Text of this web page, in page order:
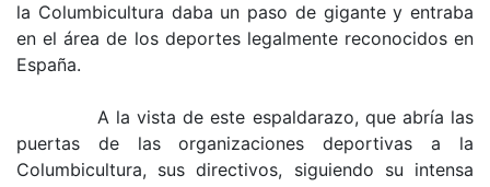
la Columbicultura daba un paso de gigante y entraba
en el área de los deportes legalmente reconocidos en
España.
A la vista de este espaldarazo, que abría las
puertas de las organizaciones deportivas a la
Columbicultura, sus directivos, siguiendo su intensa